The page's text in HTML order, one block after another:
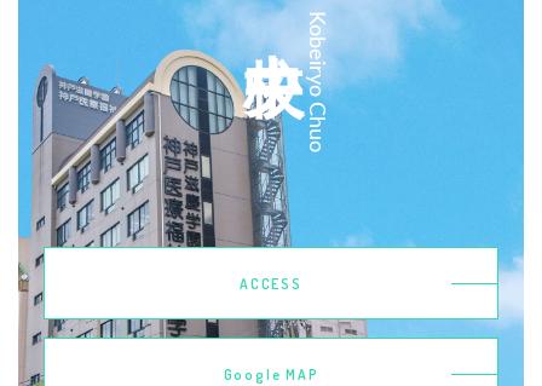
Kobeiryo Chuo
ACCESS
Google MAP